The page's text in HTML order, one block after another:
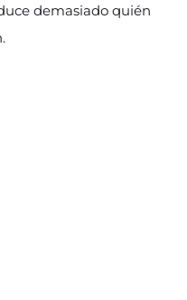
demasiado quién